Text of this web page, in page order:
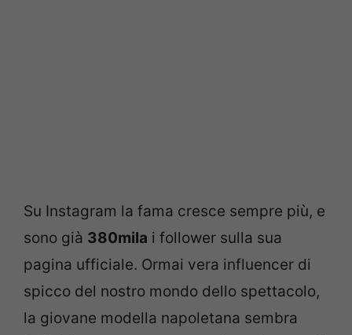
Su Instagram la fama cresce sempre più, e
sono già 380mila i follower sulla sua
pagina ufficiale. Ormai vera influencer di
spicco del nostro mondo dello spettacolo,
la giovane modella napoletana sembra